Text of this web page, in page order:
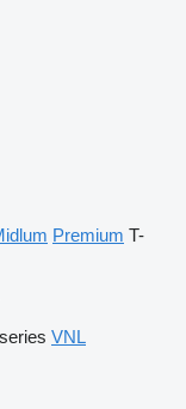
Premium T-
VNL